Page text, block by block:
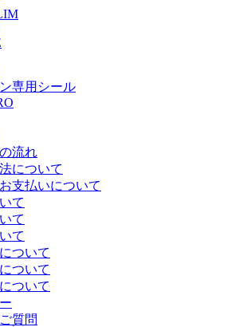
専用シール
流れ
について
支払いについて
て
て
て
ついて
ついて
ついて
質問